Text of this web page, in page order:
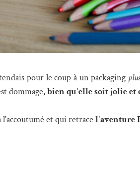
pour le coup à un packaging
dommage,bien qu'elle soit jolie et
et qui retrace l'aventure